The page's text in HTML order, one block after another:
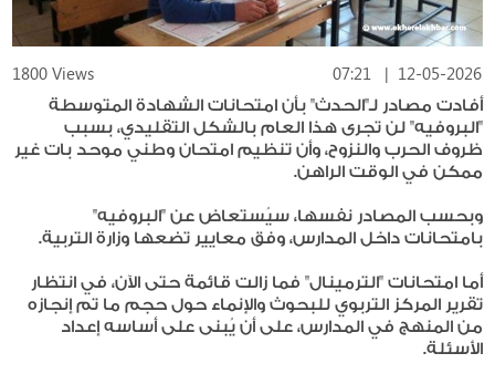
1800 Views 07:21 | 12-05-2026
أفادت مصادر لـ"الحدث" بأن امتحانات الشهادة المتوسطة
"البروفيه" لن تجرى هذا العام بالشكل التقليدي، بسبب
ظروف الحرب والنزوح، وأن تنظيم امتحان وطني موحد بات غير
ممكن في الوقت الراهن.
وبحسب المصادر نفسها، سيُستعاض عن "البروفيه"
بامتحانات داخل المدارس، وفق معايير تضعها وزارة التربية.
أما امتحانات "الترمينال" فما زالت قائمة حتى الآن، في انتظار
تقرير المركز التربوي للبحوث والإنماء حول حجم ما تم إنجازه
من المنهج في المدارس، على أن يُبنى على أساسه إعداد
الأسئلة.